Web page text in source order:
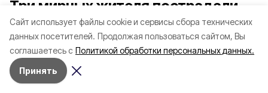
Cайт использует файлы cookie и сервисы сбора технических
данных посетителей. Продолжая пользоваться сайтом, Вы
соглашаетесь с Политикой обработки персональных данных.
Принять
Три мирных жителя пострадали
при атаках ВСУ на Шебекинский
округ за сутки